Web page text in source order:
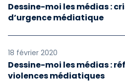
Dessine-moi les médias :
d’urgence médiatique
18 février 2020
Dessine-moi les médias :
violences médiatiques